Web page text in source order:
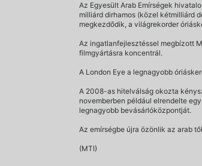
Az Egyesült Arab Emírségek
milliárd dirhamos (közel kétmilliárd
megkezdődik, a világrekorder
Az ingatlanfejlesztéssel megbízott
filmgyártásra koncentrál.
A London Eye a legnagyobb
A 2008-as hitelválság okozta
novemberben például elrendelte
legnagyobb bevásárlóközpontját.
Az emírségbe újra özönlik az arab
(MTI)